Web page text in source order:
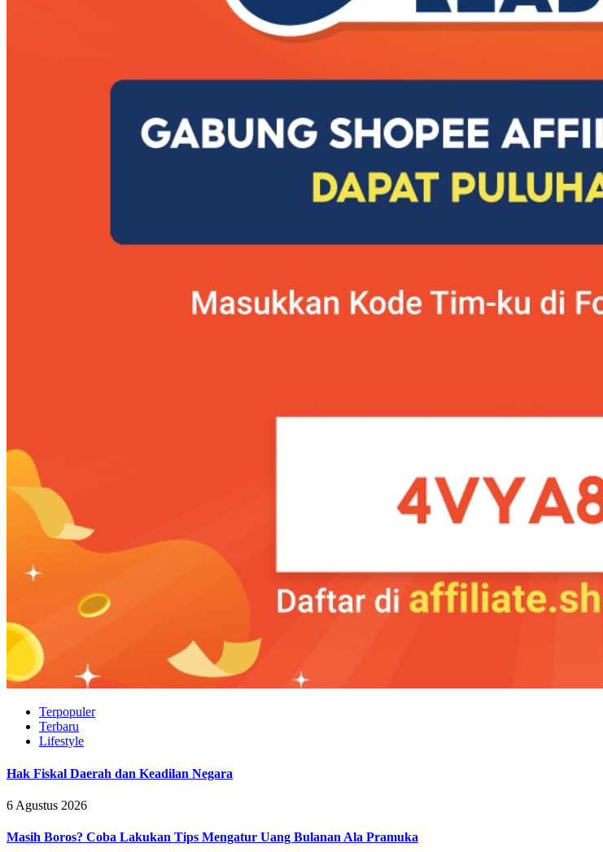
Terpopuler
Terbaru
Lifestyle
Hak Fiskal Daerah dan Keadilan Negara
6 Agustus 2026
Masih Boros? Coba Lakukan Tips Mengatur Uang Bulanan Ala Pramuka